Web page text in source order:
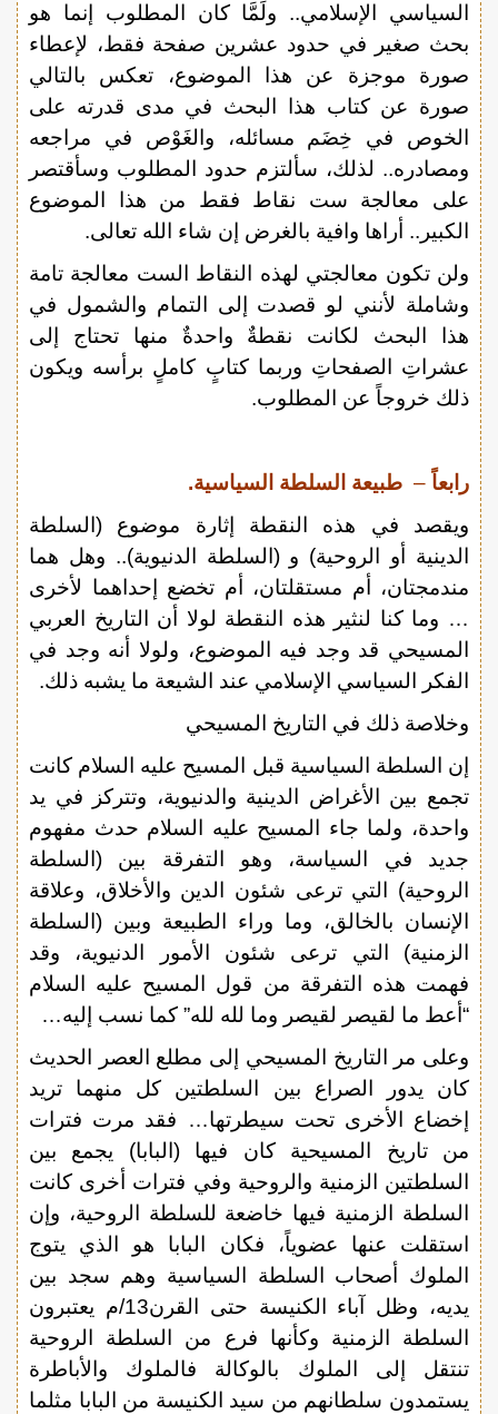
السياسي الإسلامي.. ولَمَّا كان المطلوب إنما هو
بحث صغير في حدود عشرين صفحة فقط، لإعطاء
صورة موجزة عن هذا الموضوع، تعكس بالتالي
صورة عن كتاب هذا البحث في مدى قدرته على
الخوص في خِضَم مسائله، والغَوْص في مراجعه
ومصادره.. لذلك، سألتزم حدود المطلوب وسأقتصر
على معالجة ست نقاط فقط من هذا الموضوع
الكبير.. أراها وافية بالغرض إن شاء الله تعالى.
ولن تكون معالجتي لهذه النقاط الست معالجة تامة
وشاملة لأنني لو قصدت إلى التمام والشمول في
هذا البحث لكانت نقطةٌ واحدةٌ منها تحتاج إلى
عشراتِ الصفحاتِ وربما كتابٍ كاملٍ برأسه ويكون
ذلك خروجاً عن المطلوب.
رابعاً – طبيعة السلطة السياسية.
ويقصد في هذه النقطة إثارة موضوع (السلطة
الدينية أو الروحية) و (السلطة الدنيوية).. وهل هما
مندمجتان، أم مستقلتان، أم تخضع إحداهما لأخرى
… وما كنا لنثير هذه النقطة لولا أن التاريخ العربي
المسيحي قد وجد فيه الموضوع، ولولا أنه وجد في
الفكر السياسي الإسلامي عند الشيعة ما يشبه ذلك.
وخلاصة ذلك في التاريخ المسيحي
إن السلطة السياسية قبل المسيح عليه السلام كانت
تجمع بين الأغراض الدينية والدنيوية، وتتركز في يد
واحدة، ولما جاء المسيح عليه السلام حدث مفهوم
جديد في السياسة، وهو التفرقة بين (السلطة
الروحية) التي ترعى شئون الدين والأخلاق، وعلاقة
الإنسان بالخالق، وما وراء الطبيعة وبين (السلطة
الزمنية) التي ترعى شئون الأمور الدنيوية، وقد
فهمت هذه التفرقة من قول المسيح عليه السلام
“أعط ما لقيصر لقيصر وما لله لله” كما نسب إليه…
وعلى مر التاريخ المسيحي إلى مطلع العصر الحديث
كان يدور الصراع بين السلطتين كل منهما تريد
إخضاع الأخرى تحت سيطرتها… فقد مرت فترات
من تاريخ المسيحية كان فيها (البابا) يجمع بين
السلطتين الزمنية والروحية وفي فترات أخرى كانت
السلطة الزمنية فيها خاضعة للسلطة الروحية، وإن
استقلت عنها عضوياً، فكان البابا هو الذي يتوج
الملوك أصحاب السلطة السياسية وهم سجد بين
يديه، وظل آباء الكنيسة حتى القرن13/م يعتبرون
السلطة الزمنية وكأنها فرع من السلطة الروحية
تنتقل إلى الملوك بالوكالة فالملوك والأباطرة
يستمدون سلطانهم من سيد الكنيسة من البابا مثلما